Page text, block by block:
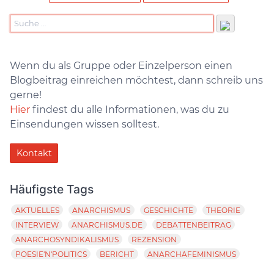
Wenn du als Gruppe oder Einzelperson einen
Blogbeitrag einreichen möchtest, dann schreib uns
gerne!
Hier findest du alle Informationen, was du zu
Einsendungen wissen solltest.
Kontakt
Häufigste Tags
AKTUELLES ANARCHISMUS GESCHICHTE
THEORIE
INTERVIEW
ANARCHISMUS.DE
DEBATTENBEITRAG
ANARCHOSYNDIKALISMUS
REZENSION
POESIE'N'POLITICS
BERICHT
ANARCHAFEMINISMUS